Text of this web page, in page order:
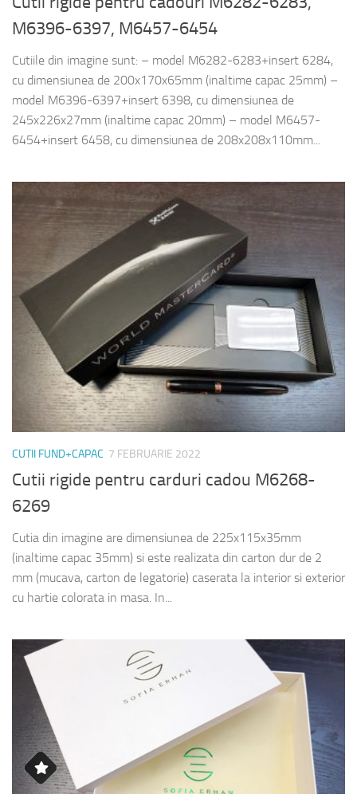
M6396-6397, M6457-6454
Cutiile din imagine sunt: – model M6282-6283+insert 6284,
cu dimensiunea de 200x170x65mm (inaltime capac 25mm) –
model M6396-6397+insert 6398, cu dimensiunea de
245x226x27mm (inaltime capac 20mm) – model M6457-
6454+insert 6458, cu dimensiunea de 208x208x110mm...
CUTII FUND+CAPAC 7 FEBRUARIE 2022
Cutii rigide pentru carduri cadou M6268-
6269
Cutia din imagine are dimensiunea de 225x115x35mm
(inaltime capac 35mm) si este realizata din carton dur de 2
mm (mucava, carton de legatorie) caserata la interior si exterior
cu hartie colorata in masa. In...